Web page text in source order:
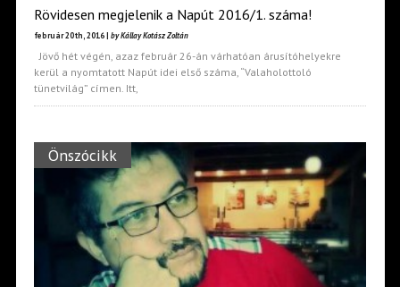
Rövidesen megjelenik a Napút 2016/1. száma!
február 20th, 2016 | by Kállay Kotász Zoltán
Jövő hét végén, azaz február 26-án várhatóan árusítóhelyekre
kerül a nyomtatott Napút idei első száma, “Valaholottoló
tünetvilág” címen. Itt,
Önszócikk